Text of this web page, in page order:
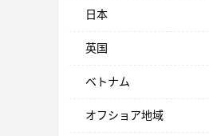
日本
英国
ベトナム
オフショア地域